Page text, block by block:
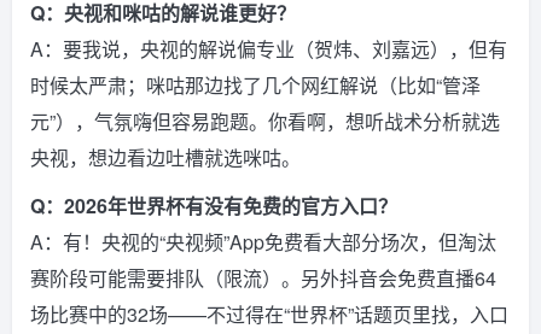
Q：央视和咪咕的解说谁更好？
A：要我说，央视的解说偏专业（贺炜、刘嘉远），但有
时候太严肃；咪咕那边找了几个网红解说（比如“管泽
元”），气氛嗨但容易跑题。你看啊，想听战术分析就选
央视，想边看边吐槽就选咪咕。
Q：2026年世界杯有没有免费的官方入口？
A：有！央视的“央视频”App免费看大部分场次，但淘汰
赛阶段可能需要排队（限流）。另外抖音会免费直播64
场比赛中的32场——不过得在“世界杯”话题页里找，入口